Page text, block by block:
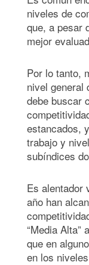
niveles de
que, a pesar
mejor
Por lo tanto,
nivel general
debe buscar
estancados,
trabajo y
subíndices
Es alentador
año han
“Media Alta”
que en
en los